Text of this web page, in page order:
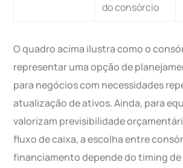
do consórcio
O quadro acima ilustra como o
representar uma opção de
para negócios com necessidades
atualização de ativos. Ainda, para
valorizam previsibilidade
fluxo de caixa, a escolha entre
financiamento depende do timing de